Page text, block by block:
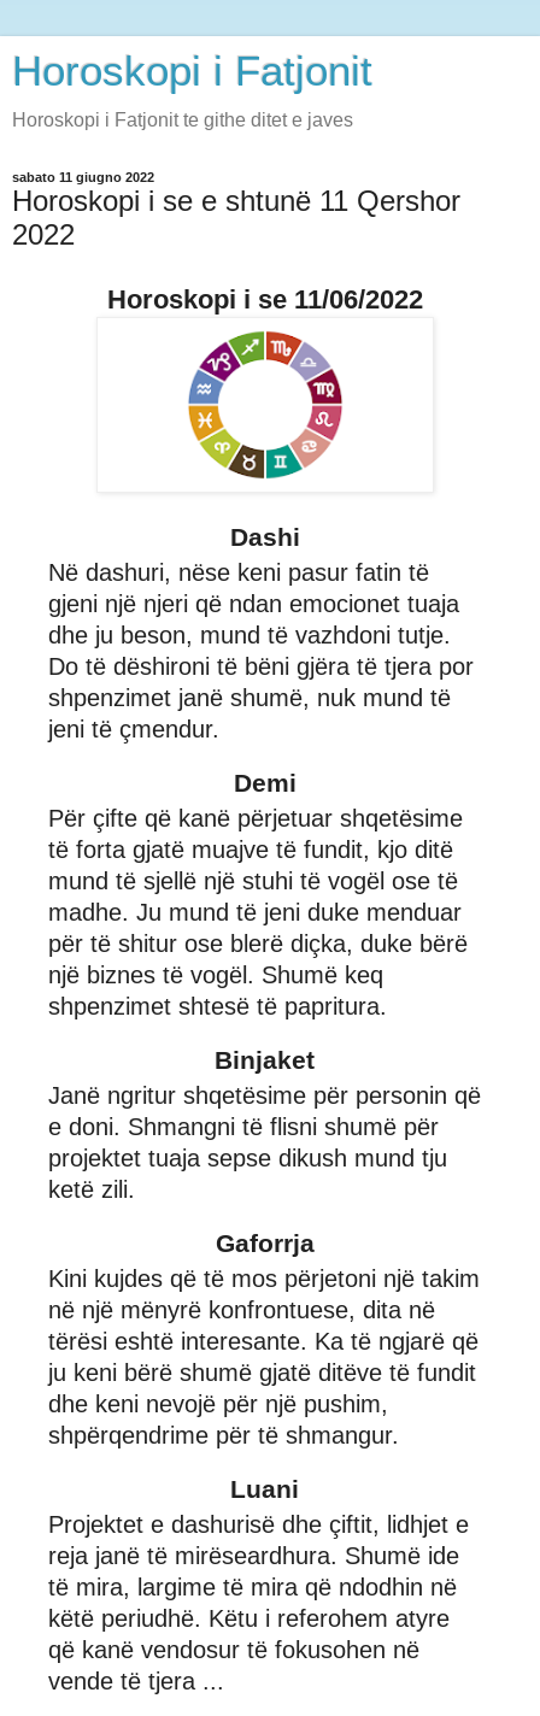
Horoskopi i Fatjonit
Horoskopi i Fatjonit te githe ditet e javes
sabato 11 giugno 2022
Horoskopi i se e shtunë 11 Qershor
2022
Horoskopi i se 11/06/2022
Dashi
Në dashuri, nëse keni pasur fatin të
gjeni një njeri që ndan emocionet tuaja
dhe ju beson, mund të vazhdoni tutje.
Do të dëshironi të bëni gjëra të tjera por
shpenzimet janë shumë, nuk mund të
jeni të çmendur.
Demi
Për çifte që kanë përjetuar shqetësime
të forta gjatë muajve të fundit, kjo ditë
mund të sjellë një stuhi të vogël ose të
madhe. Ju mund të jeni duke menduar
për të shitur ose blerë diçka, duke bërë
një biznes të vogël. Shumë keq
shpenzimet shtesë të papritura.
Binjaket
Janë ngritur shqetësime për personin që
e doni. Shmangni të flisni shumë për
projektet tuaja sepse dikush mund tju
ketë zili.
Gaforrja
Kini kujdes që të mos përjetoni një takim
në një mënyrë konfrontuese, dita në
tërësi eshtë interesante. Ka të ngjarë që
ju keni bërë shumë gjatë ditëve të fundit
dhe keni nevojë për një pushim,
shpërqendrime për të shmangur.
Luani
Projektet e dashurisë dhe çiftit, lidhjet e
reja janë të mirëseardhura. Shumë ide
të mira, largime të mira që ndodhin në
këtë periudhë. Këtu i referohem atyre
që kanë vendosur të fokusohen në
vende të tjera ...